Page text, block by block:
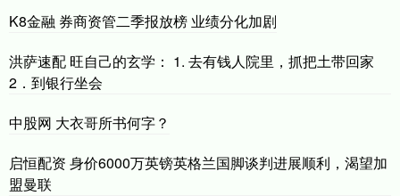
K8金融 券商资管二季报放榜 业绩分化加剧
洪萨速配 旺自己的玄学： ​1. 去有钱人院里，抓把土带回家 ​
2．到银行坐会
中股网 大衣哥所书何字？
启恒配资 身价6000万英镑英格兰国脚谈判进展顺利，渴望加
盟曼联